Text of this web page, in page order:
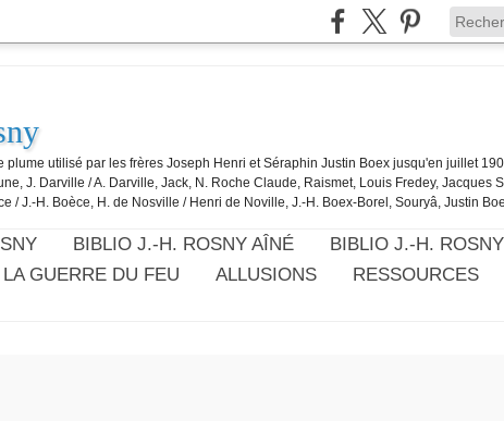
plume utilisé par les frères Joseph Henri et Séraphin Justin Boex jusqu'en juillet
J. Darville / A. Darville, Jack, N. Roche Claude, Raismet, Louis Fredey, Jacques
/ J.-H. Boèce, H. de Nosville / Henri de Noville, J.-H. Boex-Borel, Souryâ, Justin
BIBLIO J.-H. ROSNY AÎNÉ
BIBLIO J.-H.
LA GUERRE DU FEU ALLUSIONS RESSOURCES